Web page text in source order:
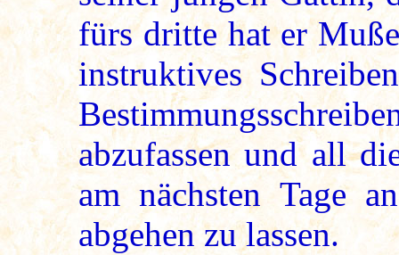
fürs dritte hat er
instruktives
abzufassen und all
am nächsten Tage
abgehen zu lassen.